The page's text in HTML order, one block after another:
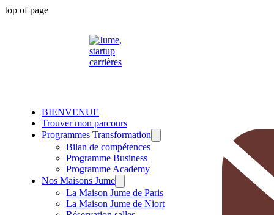
top of page
BIENVENUE
Trouver mon parcours
Programmes Transformation
Bilan de compétences
Programme Business
Programme Academy
Nos Maisons Jume
La Maison Jume de Paris
La Maison Jume de Niort